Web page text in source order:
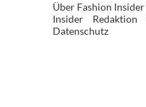
Über Fashion Insider
Insider
Redaktion
Datenschutz